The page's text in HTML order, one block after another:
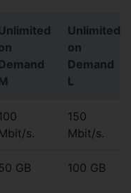
Unlimited
on
Demand
L
s.
150
Mbit/s.
GB 100 GB